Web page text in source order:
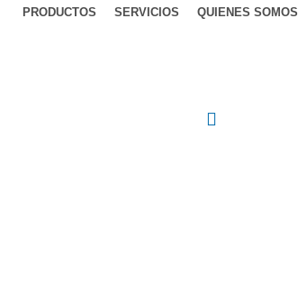
PRODUCTOS SERVICIOS QUIENES SOMOS